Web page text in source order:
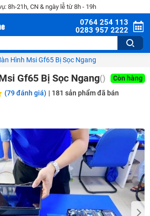
8h-21h, CN & ngày lễ từ 8h - 19h
0764 254 113
0283 957 2222
Hình Msi Gf65 Bị Sọc Ngang
Gf65 Bị Sọc Ngang()
Còn hàng
(79 đánh giá) | 181 sản phẩm đã bán